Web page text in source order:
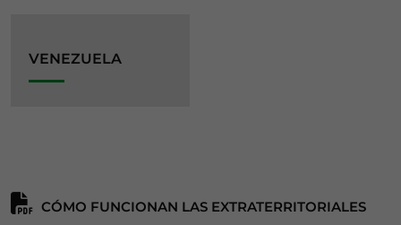
VENEZUELA
CÓMO FUNCIONAN LAS EXTRATERRITORIALES